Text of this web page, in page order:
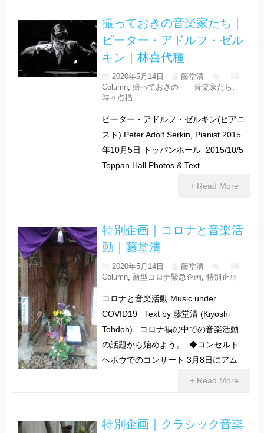
撮っておきの音楽家たち｜
ピーター・アドルフ・ゼル
キン｜林喜代種
2020年5月14日
藤堂清
Column, 撮っておきの 音楽家たち,
時々点描
ピーター・アドルフ・ゼルキン(ピアニ
スト) Peter Adolf Serkin, Pianist 2015
年10月5日 トッパンホール 2015/10/5
Toppan Hall Photos & Text
+ Read More
特別企画｜コロナと音楽活
動｜藤堂清
2020年5月14日
藤堂清
Column, 新型コロナ緊急企画, 特別企画
コロナと音楽活動 Music under
COVID19 Text by 藤堂清 (Kiyoshi
Tohdoh) コロナ禍の中での音楽活動
の話題から始めよう。 ◆コンセルト
ヘボウでのコンサート 3月8日にアム
+ Read More
特別企画｜クラシック音楽